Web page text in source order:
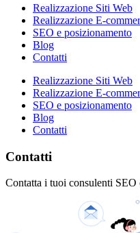
Realizzazione Siti Web
Realizzazione E-
SEO e posizionamento
Blog
Contatti
Realizzazione Siti Web
Realizzazione E-
SEO e posizionamento
Blog
Contatti
Contatti
Contatta i tuoi consulenti